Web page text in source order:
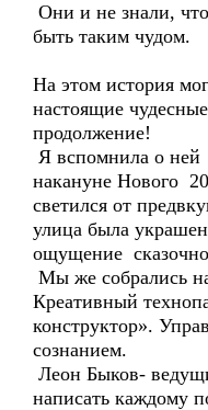
Они и не знали,
быть таким чудом.
На этом история
настоящие
продолжение!
Я вспомнила о
накануне Нового
светился от
улица была
ощущение
Мы же собрались
Креативный
конструктор».
сознанием.
Леон Быков-
написать каждому